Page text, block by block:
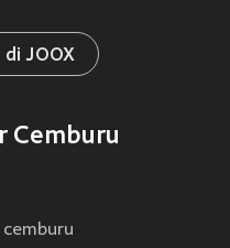
JOOX
Cemburu